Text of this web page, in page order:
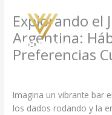
content
Explorando el
Argentina:
Preferencias
Imagina un vibrante bar
los dados rodando y la